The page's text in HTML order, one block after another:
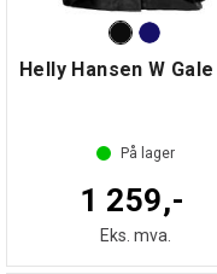
På lager
1 259,-
Eks. mva.